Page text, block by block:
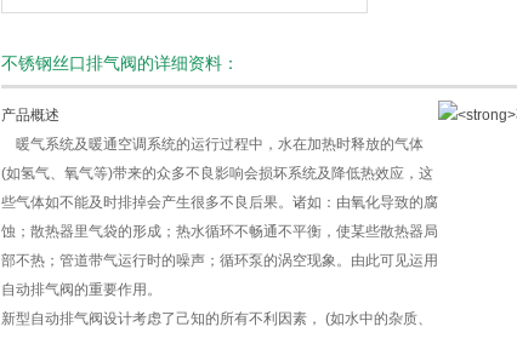
不锈钢丝口排气阀的详细资料：
产品概述
暖气系统及暖通空调系统的运行过程中，水在加热时释放的气体
(如氢气、氧气等)带来的众多不良影响会损坏系统及降低热效应，这
些气体如不能及时排掉会产生很多不良后果。诸如：由氧化导致的腐
蚀；散热器里气袋的形成；热水循环不畅通不平衡，使某些散热器局
部不热；管道带气运行时的噪声；循环泵的涡空现象。由此可见运用
自动排气阀的重要作用。
新型自动排气阀设计考虑了己知的所有不利因素， (如水中的杂质、